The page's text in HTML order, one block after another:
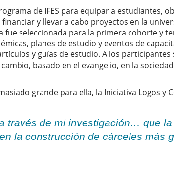
de IFES para equipar a estudiantes,
y llevar a cabo proyectos en la
fue seleccionada para la primera cohorte y
planes de estudio y eventos de
y guías de estudio. A los participantes
basado en el evangelio, en la
grande para ella, la Iniciativa Logos y
través de mi investigación… que
la construcción de cárceles más